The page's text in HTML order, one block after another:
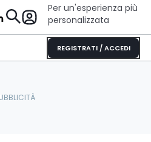
Per un'esperienza più
personalizzata
REGISTRATI / ACCEDI